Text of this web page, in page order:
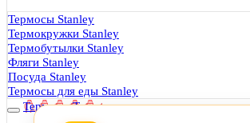
Термосы Stanley
Термокружки Stanley
Термобутылки Stanley
Фляги Stanley
Посуда Stanley
Термосы для еды Stanley
Термосы Tyeso
Будь Готов.
0